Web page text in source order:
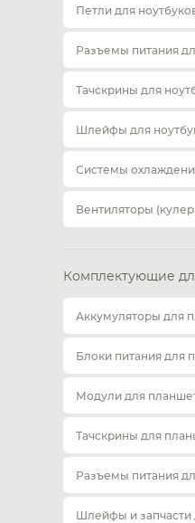
Петли для
Разъемы питания
Тачскрины для
Шлейфы для
Системы
Вентиляторы
Комплектующие
Аккумуляторы для
Блоки питания для
Модули для
Тачскрины для
Разъемы питания
Шлейфы и